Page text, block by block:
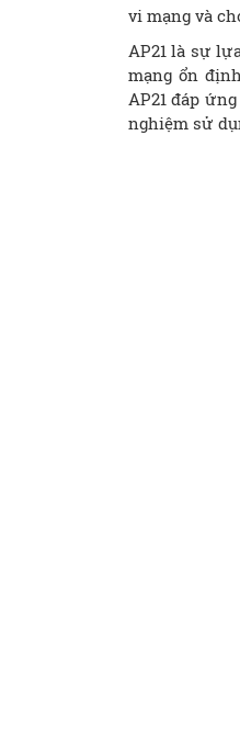
vi mạng và
AP21 là sự
mạng ổn
AP21 đáp
nghiệm sử